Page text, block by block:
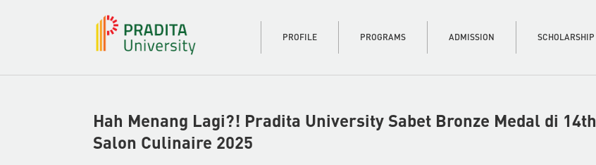
PROFILE PROGRAMS ADMISSION SCHOLARSHIP
Hah Menang Lagi?! Pradita University Sabet Bronze Medal di 14th
Salon Culinaire 2025